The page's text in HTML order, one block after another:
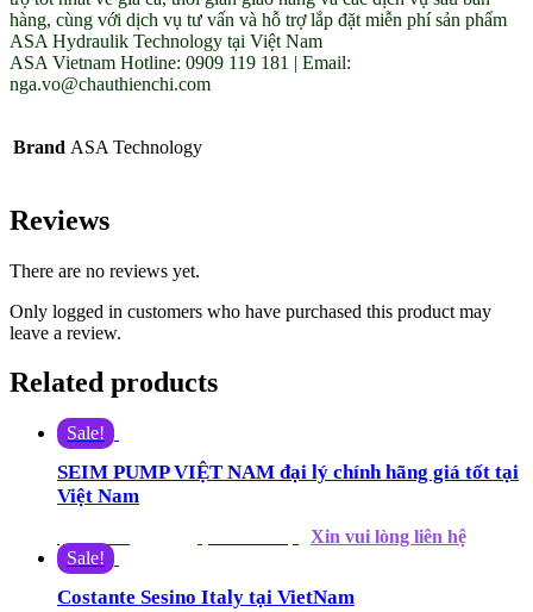
hàng, cùng với dịch vụ tư vấn và hỗ trợ lắp đặt miễn phí sản phẩm
ASA Hydraulik Technology tại Việt Nam
ASA Vietnam Hotline: 0909 119 181 | Email:
nga.vo@chauthienchi.com
Brand ASA Technology
Reviews
There are no reviews yet.
Only logged in customers who have purchased this product may
leave a review.
Related products
Sale!
SEIM PUMP VIỆT NAM đại lý chính hãng giá tốt tại
Việt Nam
Xin vui lòng liên hệ
Sale!
Costante Sesino Italy tại VietNam